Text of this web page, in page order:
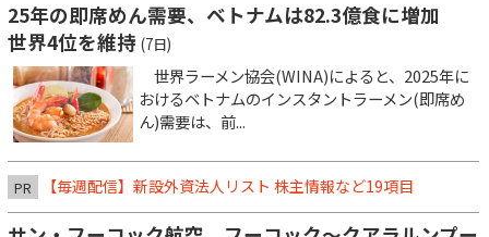
25年の即席めん需要、ベトナムは82.3億食に増加
世界4位を維持 (7日)
世界ラーメン協会(WINA)によると、2025年に
おけるベトナムのインスタントラーメン(即席め
ん)需要は、前...
PR 【毎週配信】新設外資法人リスト 株主情報など19項目